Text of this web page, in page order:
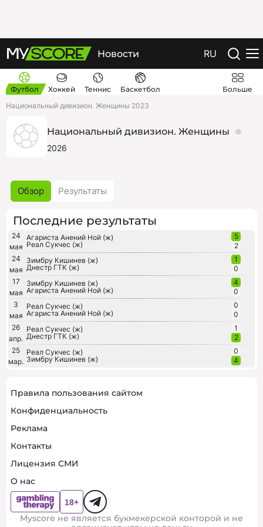
Новости RU
Футбол Хоккей Теннис Баскетбол
Больше
Национальный дивизион. Женщины 2023
Национальный дивизион. Женщины
2026
Обзор Результаты
Последние результаты
24
мая
Агариста Анений Ной (ж)
Реал Сукчес (ж)
5
2
24
мая
Зимбру Кишинев (ж)
Днестр ГТК (ж)
1
0
17
мая
Зимбру Кишинев (ж)
Агариста Анений Ной (ж)
4
0
3
мая
Реал Сукчес (ж)
Агариста Анений Ной (ж)
0
0
26
апр.
Реал Сукчес (ж)
Днестр ГТК (ж)
1
2
25
мар.
Реал Сукчес (ж)
Зимбру Кишинев (ж)
0
4
Правила пользования сайтом
Конфиденциальность
Реклама
Контакты
Лицензия СМИ
О нас
Myscore не является букмекерской конторой и не